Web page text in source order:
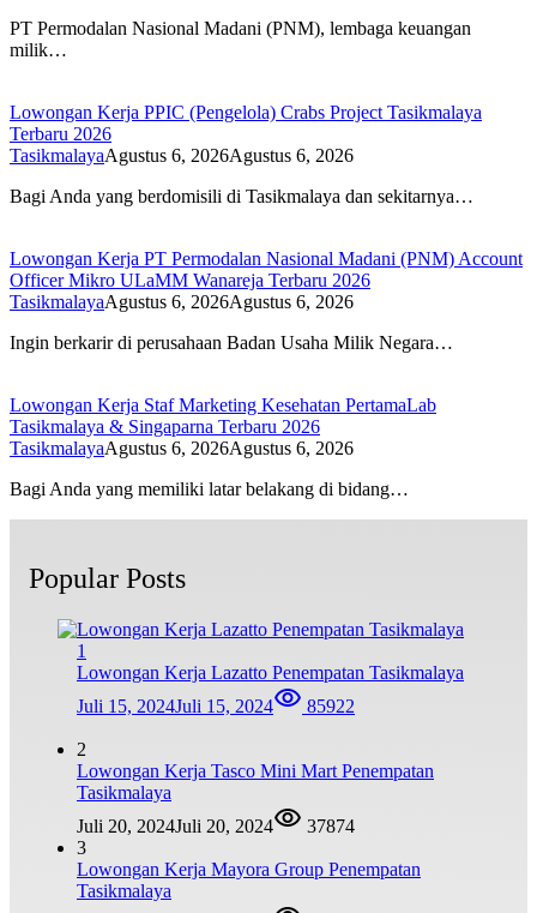
PT Permodalan Nasional Madani (PNM), lembaga keuangan
milik…
Lowongan Kerja PPIC (Pengelola) Crabs Project Tasikmalaya
Terbaru 2026
TasikmalayaAgustus 6, 2026Agustus 6, 2026
Bagi Anda yang berdomisili di Tasikmalaya dan sekitarnya…
Lowongan Kerja PT Permodalan Nasional Madani (PNM) Account
Officer Mikro ULaMM Wanareja Terbaru 2026
TasikmalayaAgustus 6, 2026Agustus 6, 2026
Ingin berkarir di perusahaan Badan Usaha Milik Negara…
Lowongan Kerja Staf Marketing Kesehatan PertamaLab
Tasikmalaya & Singaparna Terbaru 2026
TasikmalayaAgustus 6, 2026Agustus 6, 2026
Bagi Anda yang memiliki latar belakang di bidang…
Popular Posts
1
Lowongan Kerja Lazatto Penempatan Tasikmalaya
Juli 15, 2024Juli 15, 2024 85922
2
Lowongan Kerja Tasco Mini Mart Penempatan
Tasikmalaya
Juli 20, 2024Juli 20, 2024
37874
3
Lowongan Kerja Mayora Group Penempatan
Tasikmalaya